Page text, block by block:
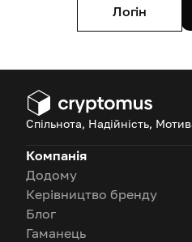
Логін
Спільнота, Надійність,
Компанія
Додому
Керівництво бренду
Блог
Гаманець